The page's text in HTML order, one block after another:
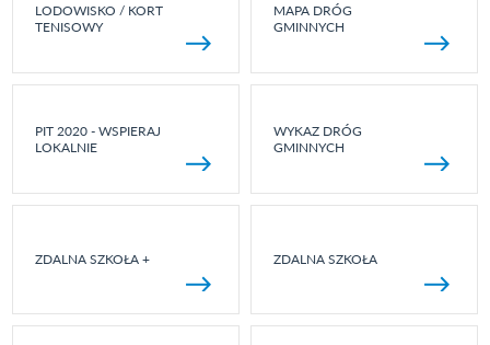
LODOWISKO / KORT
TENISOWY
MAPA DRÓG
GMINNYCH
PIT 2020 - WSPIERAJ
LOKALNIE
WYKAZ DRÓG
GMINNYCH
ZDALNA SZKOŁA + ZDALNA SZKOŁA